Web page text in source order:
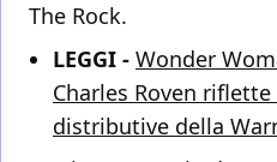
The Rock.
LEGGI - Wonder
Charles Roven
distributive della